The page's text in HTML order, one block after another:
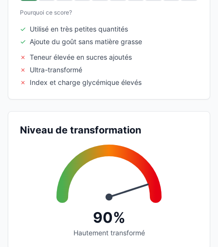
Pourquoi ce score?
✓ Utilisé en très petites quantités
✓ Ajoute du goût sans matière grasse
✗ Teneur élevée en sucres ajoutés
✗
Ultra-transformé
✗
Index et charge glycémique élevés
Niveau de transformation
90%
Hautement transformé